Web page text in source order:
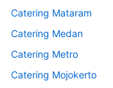
Catering Mataram
Catering Medan
Catering Metro
Catering Mojokerto